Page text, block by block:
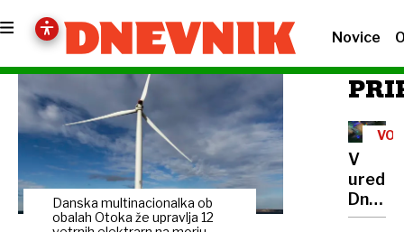
Novice
Danska multinacionalka ob
obalah Otoka že upravlja 12
V
vam